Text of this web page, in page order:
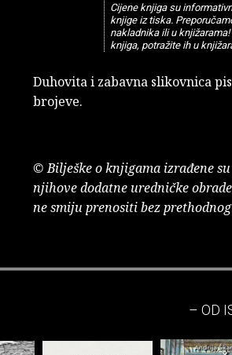
Cijene knjiga su
knjige iz tiska.
nakladnika ili u
knjiga, potražite ih u
Duhovita i zabavna slikovnica
brojeve.
© Bilješke o knjigama izrađene
njihove dodatne uredničke
ne smiju prenositi bez
– OD